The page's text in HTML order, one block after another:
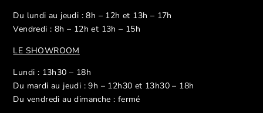
Du lundi au jeudi : 8h – 12h et 13h – 17h
Vendredi : 8h – 12h et 13h – 15h
LE SHOWROOM
Lundi : 13h30 – 18h
Du mardi au jeudi : 9h – 12h30 et 13h30 – 18h
Du vendredi au dimanche : fermé